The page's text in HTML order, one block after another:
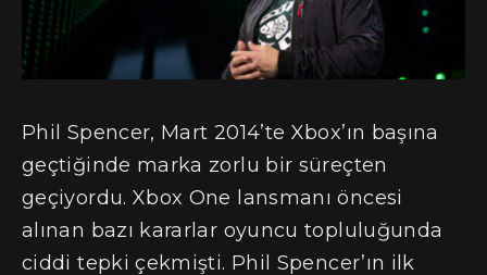
Phil Spencer, Mart 2014’te Xbox’ın başına
geçtiğinde marka zorlu bir süreçten
geçiyordu. Xbox One lansmanı öncesi
alınan bazı kararlar oyuncu topluluğunda
ciddi tepki çekmişti. Phil Spencer’ın ilk